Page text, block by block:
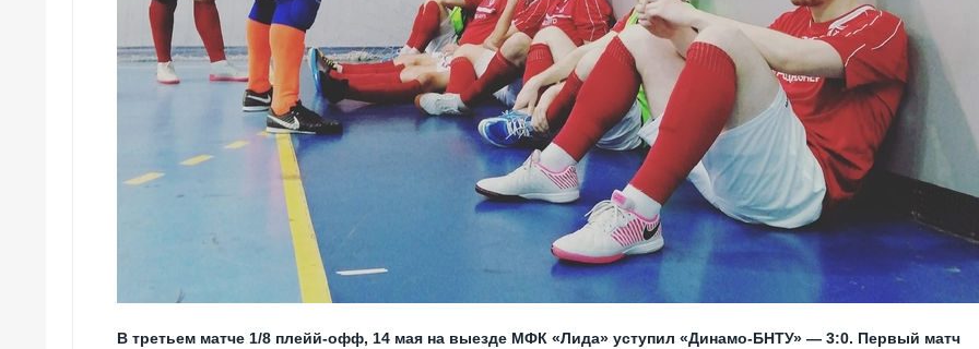
В третьем матче 1/8 плейй-офф, 14 мая на выезде МФК «Лида» уступил «Динамо-БНТУ» — 3:0. Первый матч